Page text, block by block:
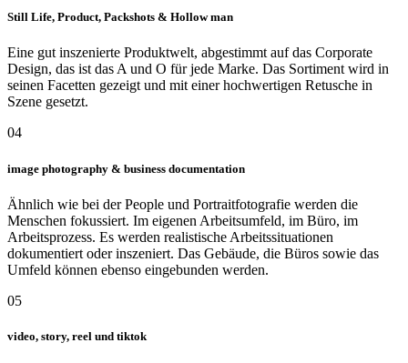
Still Life, Product, Packshots & Hollow man
Eine gut inszenierte Produktwelt, abgestimmt auf das Corporate
Design, das ist das A und O für jede Marke. Das Sortiment wird in
seinen Facetten gezeigt und mit einer hochwertigen Retusche in
Szene gesetzt.
04
image photography & business documentation
Ähnlich wie bei der People und Portraitfotografie werden die
Menschen fokussiert. Im eigenen Arbeitsumfeld, im Büro, im
Arbeitsprozess. Es werden realistische Arbeitssituationen
dokumentiert oder inszeniert. Das Gebäude, die Büros sowie das
Umfeld können ebenso eingebunden werden.
05
video, story, reel und tiktok